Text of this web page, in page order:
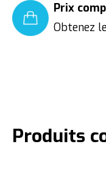
Prix
Obtenez
Produits